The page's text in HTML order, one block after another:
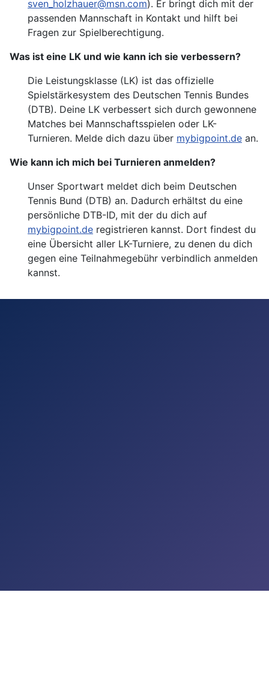
sven_holzhauer@msn.com). Er bringt dich mit der
passenden Mannschaft in Kontakt und hilft bei
Fragen zur Spielberechtigung.
Was ist eine LK und wie kann ich sie verbessern?
Die Leistungsklasse (LK) ist das offizielle
Spielstärkesystem des Deutschen Tennis Bundes
(DTB). Deine LK verbessert sich durch gewonnene
Matches bei Mannschaftsspielen oder LK-
Turnieren. Melde dich dazu über mybigpoint.de an.
Wie kann ich mich bei Turnieren anmelden?
Unser Sportwart meldet dich beim Deutschen
Tennis Bund (DTB) an. Dadurch erhältst du eine
persönliche DTB-ID, mit der du dich auf
mybigpoint.de registrieren kannst. Dort findest du
eine Übersicht aller LK-Turniere, zu denen du dich
gegen eine Teilnahmegebühr verbindlich anmelden
kannst.